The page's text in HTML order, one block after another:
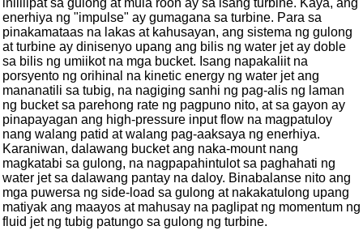
enerhiya ng "impulse" ay gumagana sa turbine. Para sa
pinakamataas na lakas at kahusayan, ang sistema ng gulong
at turbine ay dinisenyo upang ang bilis ng water jet ay doble
sa bilis ng umiikot na mga bucket. Isang napakaliit na
porsyento ng orihinal na kinetic energy ng water jet ang
mananatili sa tubig, na nagiging sanhi ng pag-alis ng laman
ng bucket sa parehong rate ng pagpuno nito, at sa gayon ay
pinapayagan ang high-pressure input flow na magpatuloy
nang walang patid at walang pag-aaksaya ng enerhiya.
Karaniwan, dalawang bucket ang naka-mount nang
magkatabi sa gulong, na nagpapahintulot sa paghahati ng
water jet sa dalawang pantay na daloy. Binabalanse nito ang
mga puwersa ng side-load sa gulong at nakakatulong upang
matiyak ang maayos at mahusay na paglipat ng momentum ng
fluid jet ng tubig patungo sa gulong ng turbine.